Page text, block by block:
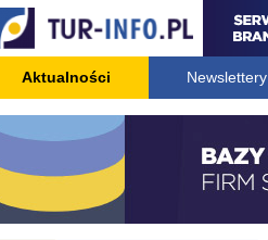
Aktualności Newslettery